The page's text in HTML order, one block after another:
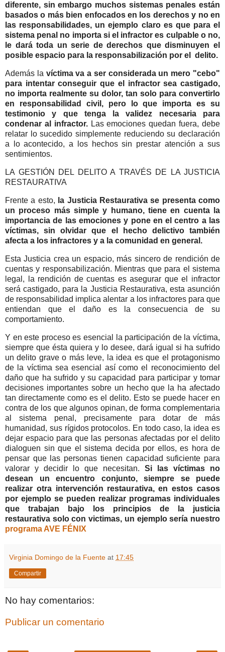
diferente, sin embargo muchos sistemas penales están
basados o más bien enfocados en los derechos y no en
las responsabilidades, un ejemplo claro es que para el
sistema penal no importa si el infractor es culpable o no,
le dará toda un serie de derechos que disminuyen el
posible espacio para la responsabilización por el delito.
Además la víctima va a ser considerada un mero "cebo"
para intentar conseguir que el infractor sea castigado,
no importa realmente su dolor, tan solo para convertirlo
en responsabilidad civil, pero lo que importa es su
testimonio y que tenga la validez necesaria para
condenar al infractor.Las emociones quedan fuera, debe
relatar lo sucedido simplemente reduciendo su declaración
a lo acontecido, a los hechos sin prestar atención a sus
sentimientos.
LA GESTIÓN DEL DELITO A TRAVÉS DE LA JUSTICIA
RESTAURATIVA
Frente a esto, la Justicia Restaurativa se presenta como
un proceso más simple y humano, tiene en cuenta la
importancia de las emociones y pone en el centro a las
víctimas, sin olvidar que el hecho delictivo también
afecta a los infractores y a la comunidad en general.
Esta Justicia crea un espacio, más sincero de rendición de
cuentas y responsabilización. Mientras que para el sistema
legal, la rendición de cuentas es asegurar que el infractor
será castigado, para la Justicia Restaurativa, esta asunción
de responsabilidad implica alentar a los infractores para que
entiendan que el daño es la consecuencia de su
comportamiento.
Y en este proceso es esencial la participación de la víctima,
siempre que ésta quiera y lo desee, dará igual si ha sufrido
un delito grave o más leve, la idea es que el protagonismo
de la víctima sea esencial así como el reconocimiento del
daño que ha sufrido y su capacidad para participar y tomar
decisiones importantes sobre un hecho que la ha afectado
tan directamente como es el delito. Esto se puede hacer en
contra de los que algunos opinan, de forma complementaria
al sistema penal, precisamente para dotar de más
humanidad, sus rígidos protocolos. En todo caso, la idea es
dejar espacio para que las personas afectadas por el delito
dialoguen sin que el sistema decida por ellos, es hora de
pensar que las personas tienen capacidad suficiente para
valorar y decidir lo que necesitan. Si las víctimas no
desean un encuentro conjunto, siempre se puede
realizar otra intervención restaurativa, en estos casos
por ejemplo se pueden realizar programas individuales
que trabajan bajo los principios de la justicia
restaurativa solo con victimas, un ejemplo sería nuestro
programa AVE FÉNIX
Virginia Domingo de la Fuente at 17:45
Compartir
No hay comentarios:
Publicar un comentario